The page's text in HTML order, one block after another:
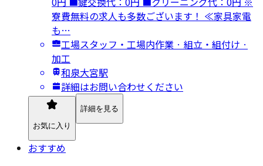
寮費無料の求人も多数ございます！ ≪家具家電
も…
工場スタッフ・工場内作業 · 組立・組付け ·
加工
和泉大宮駅
詳細はお問い合わせください
お気に入り
詳細を見る
おすすめ